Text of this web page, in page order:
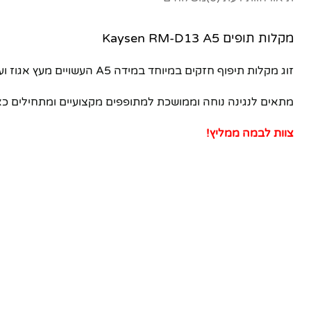
מקלות תופים Kaysen RM-D13 A5
זוג מקלות תיפוף חזקים במיוחד במידה A5 העשויים מעץ אגוז ועם ראשי עץ.
מתאים לנגינה נוחה וממושכת למתופפים מקצועיים ומתחילים
צוות לבמה ממליץ!